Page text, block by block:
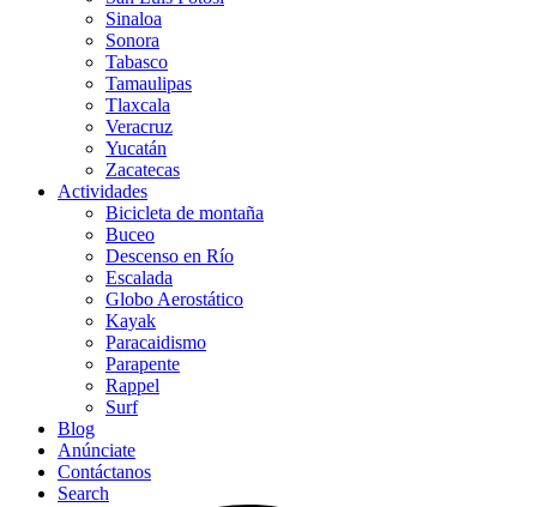
Sinaloa
Sonora
Tabasco
Tamaulipas
Tlaxcala
Veracruz
Yucatán
Zacatecas
Actividades
Bicicleta de montaña
Buceo
Descenso en Río
Escalada
Globo Aerostático
Kayak
Paracaidismo
Parapente
Rappel
Surf
Blog
Anúnciate
Contáctanos
Search